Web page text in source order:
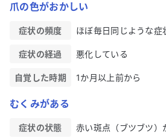
爪の色がおかしい
症状の頻度 ほぼ毎日同じような症
症状の経過 悪化している
自覚した時期 1か月以上前から
むくみがある
症状の状態 赤い斑点（ブツブツ）